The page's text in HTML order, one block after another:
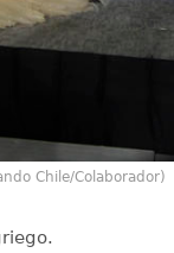
Chile/Colaborador)